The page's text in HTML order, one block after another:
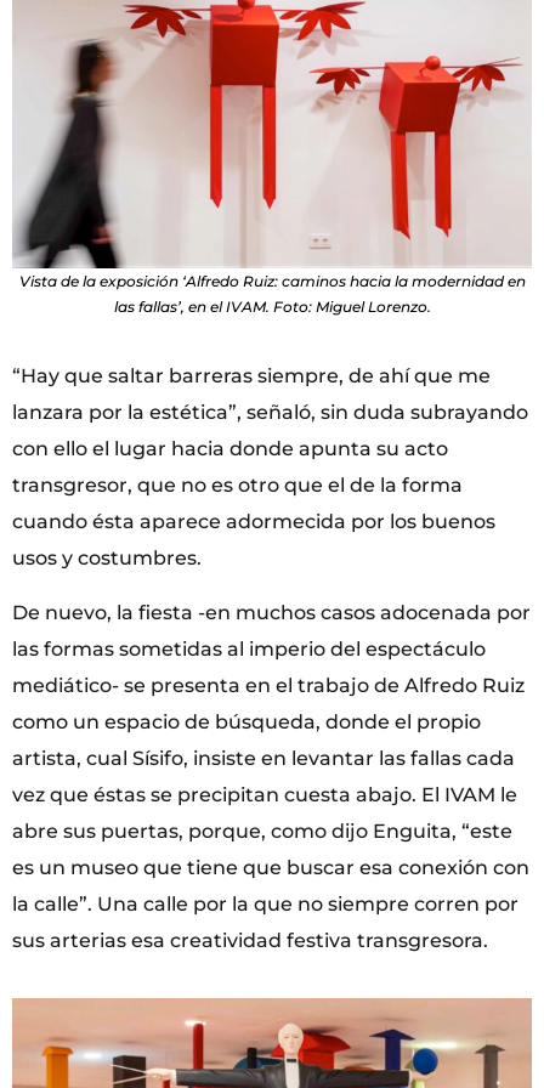
Vista de la exposición ‘Alfredo Ruiz: caminos hacia la modernidad en
las fallas’, en el IVAM. Foto: Miguel Lorenzo.
“Hay que saltar barreras siempre, de ahí que me
lanzara por la estética”, señaló, sin duda subrayando
con ello el lugar hacia donde apunta su acto
transgresor, que no es otro que el de la forma
cuando ésta aparece adormecida por los buenos
usos y costumbres.
De nuevo, la fiesta -en muchos casos adocenada por
las formas sometidas al imperio del espectáculo
mediático- se presenta en el trabajo de Alfredo Ruiz
como un espacio de búsqueda, donde el propio
artista, cual Sísifo, insiste en levantar las fallas cada
vez que éstas se precipitan cuesta abajo. El IVAM le
abre sus puertas, porque, como dijo Enguita, “este
es un museo que tiene que buscar esa conexión con
la calle”. Una calle por la que no siempre corren por
sus arterias esa creatividad festiva transgresora.